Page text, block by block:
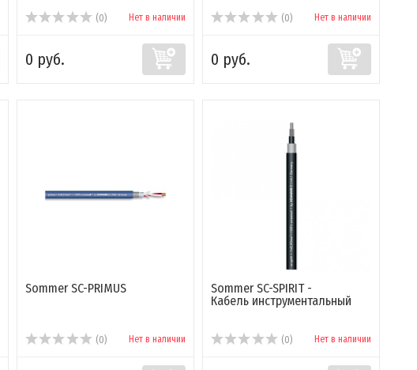
(0) Нет в наличии
0 руб.
(0) Нет в наличии
0 руб.
Sommer SC-PRIMUS
(0) Нет в наличии
Sommer SC-SPIRIT -
Кабель инструментальный
(0) Нет в наличии